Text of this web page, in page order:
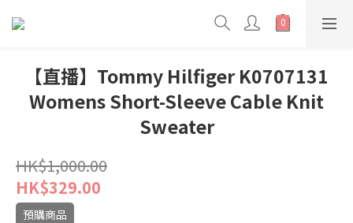
【直播】Tommy Hilfiger K0707131
Womens Short-Sleeve Cable Knit
Sweater
HK$1,000.00
HK$329.00
預購商品